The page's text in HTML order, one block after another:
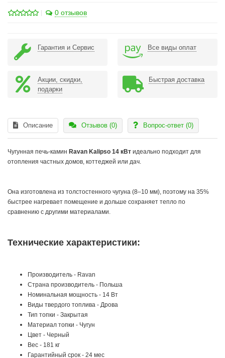
0 отзывов
Гарантия и Сервис Все виды оплат
Акции, скидки,
подарки
Быстрая доставка
Описание Отзывов (0) Вопрос-ответ (0)
Чугунная печь-камин Ravan Kalipso 14 кВт идеально подходит для
отопления частных домов, коттеджей или дач.
Она изготовлена из толстостенного чугуна (8–10 мм), поэтому на 35%
быстрее нагревает помещение и дольше сохраняет тепло по
сравнению с другими материалами.
Технические характеристики:
Производитель - Ravan
Страна производитель - Польша
Номинальная мощность - 14 Вт
Виды твердого топлива - Дрова
Тип топки - Закрытая
Материал топки - Чугун
Цвет - Черный
Вес - 181 кг
Гарантийный срок - 24 мес